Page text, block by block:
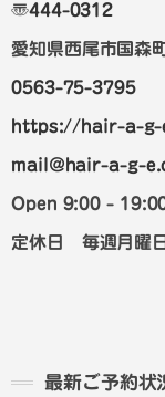
〠444-0312
愛知県西尾市国森
0563-75-3795
https://hair-a-g-
mail@hair-a-g-
Open 9:00 -
定休日 毎週月曜
最新ご予約状